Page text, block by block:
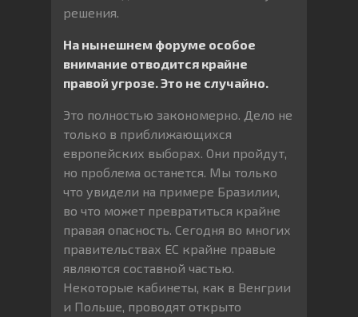
решения.
На нынешнем форуме особое
внимание отводится крайне
правой угрозе. Это не случайно.
Это полностью закономерно. Дело не
только в приближающихся
европейских выборах. Они пройдут,
но проблема останется. Мы только
что увидели на примере Бразилии,
во что может превратиться крайне
правая опасность. Сегодня во многих
правительствах ЕС крайне правые
являются составной частью.
Некоторые кабинеты, как в Венгрии
и Польше, проводят открыто